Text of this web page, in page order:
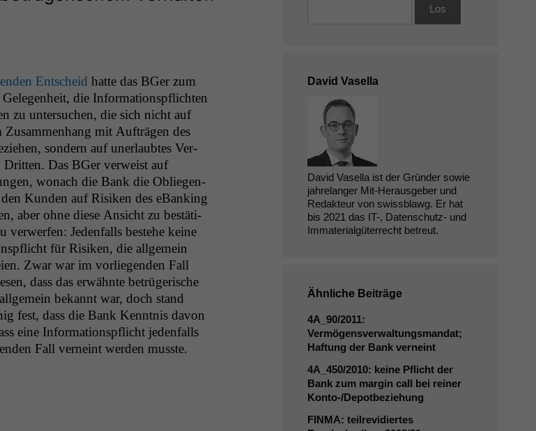
Entscheid hat­te das BGer zum
Gele­gen­heit, die Infor­ma­tion­spflicht­en
zu unter­suchen, die sich nicht auf
mit Aufträ­gen des
son­dern auf uner­laubtes Ver­
Das BGer ver­weist auf
wonach die Bank die Obliegen­
Kun­den auf Risiken des eBank­ing
aber ohne diese Ansicht zu bestäti­
ver­w­er­fen: Jeden­falls beste­he keine
für Risiken, die all­ge­mein
Zwar war im vor­liegen­den Fall
dass das erwäh­nte betrügerische
bekan­nt war, doch stand
fest, dass die Bank Ken­nt­nis davon
eine Infor­ma­tion­spflicht jeden­falls
Fall verneint wer­den musste.
David Vasella
David Vasella ist der Gründer sowie
jahrelanger Mit-Herausgeber und
Redakteur von swissblawg. Er hat
bis 2021 das IT-, Datenschutz- und
Immaterialgüterrecht betreut.
Ähnliche Beiträge
4A_90/2011:
Vermögensverwaltungsmandat;
Haftung der Bank verneint
4A_450/2010: keine Pflicht der
Bank zum margin call bei reiner
Konto-/Depotbeziehung
FINMA: teilrevidiertes